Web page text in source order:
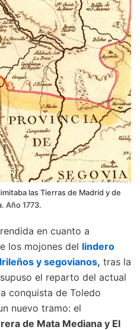
las Tierras de Madrid y de
Año 1773.
en cuanto a
los mojones del lindero
y segovianos, tras la
el reparto del actual
conquista de Toledo
nuevo tramo: el
de Mata Mediana y El